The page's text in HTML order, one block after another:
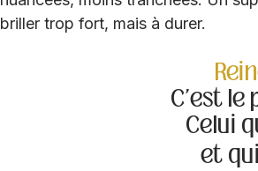
briller trop fort, mais à durer.
C'est le
Celui
et